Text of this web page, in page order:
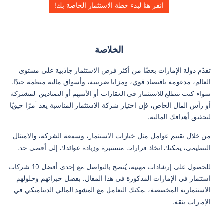
انقر هنا لبدء خطة الاستثمار الخاصة بك!
الخلاصة
تقدّم دولة الإمارات بعضًا من أكثر فرص الاستثمار جاذبية على مستوى
العالم، مدعومة باقتصاد قوي، ومزايا ضريبية، وأسواق مالية منظمة جيدًا.
سواء كنت تتطلع للاستثمار في العقارات أو الأسهم أو الصناديق المشتركة
أو رأس المال الخاص، فإن اختيار شركة الاستثمار المناسبة يعد أمرًا حيويًا
لتحقيق أهدافك المالية.
من خلال تقييم عوامل مثل خيارات الاستثمار، وسمعة الشركة، والامتثال
التنظيمي، يمكنك اتخاذ قرارات مستنيرة وزيادة عوائدك إلى أقصى حد.
للحصول على إرشادات مهنية، يُنصح بالتواصل مع إحدى أفضل 10 شركات
استثمار في الإمارات المذكورة في هذا المقال. بفضل خبراتهم وحلولهم
الاستثمارية المخصصة، يمكنك التعامل مع المشهد المالي الديناميكي في
الإمارات بثقة.